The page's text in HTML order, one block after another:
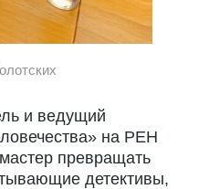
и ведущий
на РЕН
превращать
детективы,